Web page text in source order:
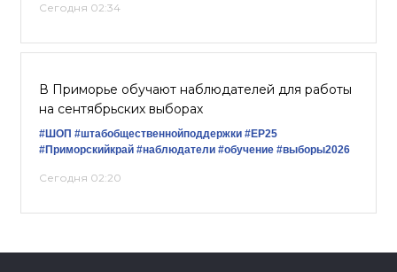
Сегодня 02:34
В Приморье обучают наблюдателей для работы
на сентябрьских выборах
#ШОП #штабобщественнойподдержки #ЕР25
#Приморскийкрай #наблюдатели #обучение #выборы2026
Сегодня 02:20